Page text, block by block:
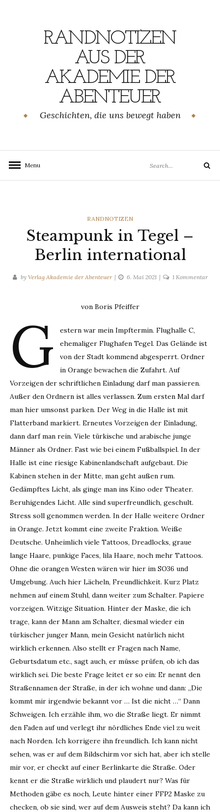
RANDNOTIZEN
AUS DER
AKADEMIE DER
ABENTEUER
Geschichten, die uns bewegt haben
Menu
for:
Search
CATEGORIES
RANDNOTIZEN
Steampunk in Tegel –
Berlin international
by Verlag Akademie der Abenteuer 6. Mai 2021 1 Kommentarzu
von Boris Pfeiffer
G
estern war mein Impftermin. Flughalle C,
ehemaliger Flughafen Tegel. Das Gelände ist
von der Stadt kommend abgesperrt. Ordner
in Orange bewachen die Zufahrt. Auf
Vorzeigen der schriftlichen Einladung darf man passieren.
Außer den Ordnern ist alles verlassen. Zum ersten Mal darf
man hier umsonst parken. Der Weg in die Halle ist mit
Flatterband markiert. Erneutes Vorzeigen der Einladung,
dann darf man rein. Viele türkische und arabische junge
Männer als Ordner. Fast wie bei einem Fußballspiel. In der
Halle ist eine riesige Kabinenlandschaft aufgebaut. Die
Kabinen stehen in der Mitte, man geht außen rum.
Gedämpftes Licht, als ginge man ins Kino oder Theater.
Beruhigendes Licht. Alle sind superfreundlich, geschult.
Stress soll genommen werden. In der Halle weitere Ordner
in Orange. Jetzt kommt eine zweite Fraktion. Weiße
Deutsche. Unheimlich viele Tattoos, Dreadlocks, graue
lange Haare, punkige Faces, lila Haare, noch mehr Tattoos.
Ohne die orangen Westen wären wir hier im SO36 und
Umgebung. Auch hier Lächeln, Freundlichkeit. Kurz Platz
nehmen auf einem Stuhl, dann weiter zum Schalter. Papiere
vorzeigen. Witzige Situation. Hinter der Maske, die ich
trage, kann der Mann am Schalter, diesmal wieder ein
türkischer junger Mann, mein Gesicht natürlich nicht
wirklich erkennen. Also stellt er Fragen nach Name,
Geburtsdatum etc., sagt auch, er müsse prüfen, ob ich das
wirklich sei. Die beste Frage leitet er so ein: Er nennt den
Straßennamen der Straße, in der ich wohne und dann: „Die
kommt mir irgendwie bekannt vor … Ist die nicht …“ Dann
Schweigen. Ich erzähle ihm, wo die Straße liegt. Er nimmt
den Faden auf und verlegt ihr nördliches Ende viel zu weit
nach Norden. Ich korrigere ihn freundlich. Ich kann nicht
sehen, was er auf dem Bildschirm vor sich hat, aber ich stelle
mir vor, er checkt auf einer Berlinkarte die Straße. Oder
kennt er die Straße wirklich und plaudert nur? Was für
Methoden gäbe es noch, Leute hinter einer FFP2 Maske zu
checken, ob sie sind, wer auf dem Ausweis steht? Da kann ich